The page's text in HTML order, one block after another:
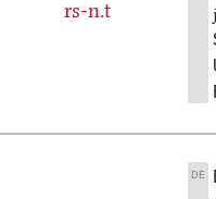
rs-n.t
DE